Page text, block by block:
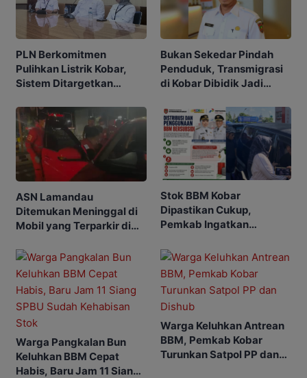
PLN Berkomitmen
Pulihkan Listrik Kobar,
Sistem Ditargetkan
Bukan Sekedar Pindah
Penduduk, Transmigrasi
di Kobar Dibidik Jadi
ASN Lamandau
Ditemukan Meninggal di
Mobil yang Terparkir di
Stok BBM Kobar
Dipastikan Cukup,
Pemkab Ingatkan
Penyalahgunaan
Warga Pangkalan Bun
Keluhkan BBM Cepat
Habis, Baru Jam 11 Siang
Warga Keluhkan Antrean
BBM, Pemkab Kobar
Turunkan Satpol PP dan